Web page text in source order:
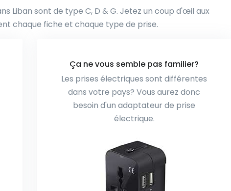
Liban sont de type C, D & G. Jetez un coup d'œil aux
chaque fiche et chaque type de prise.
Ça ne vous semble pas familier?
Les prises électriques sont différentes
dans votre pays? Vous aurez donc
besoin d'un adaptateur de prise
électrique.